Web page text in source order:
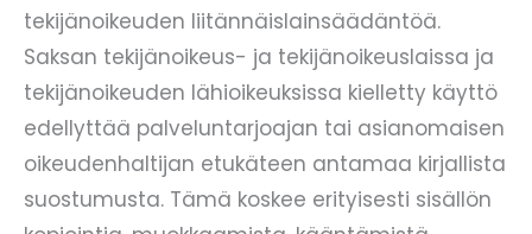
tekijänoikeuden liitännäislainsäädäntöä.
Saksan tekijänoikeus- ja tekijänoikeuslaissa ja
tekijänoikeuden lähioikeuksissa kielletty käyttö
edellyttää palveluntarjoajan tai asianomaisen
oikeudenhaltijan etukäteen antamaa kirjallista
suostumusta. Tämä koskee erityisesti sisällön